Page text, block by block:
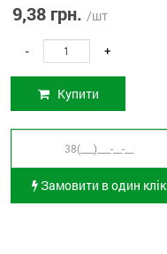
9,38 грн. /шт
- +
Купити
Замовити в один клік